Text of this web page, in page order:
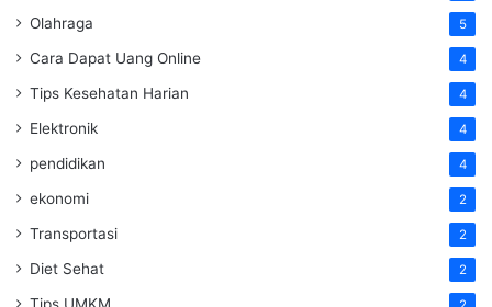
Olahraga 5
Cara Dapat Uang Online 4
Tips Kesehatan Harian 4
Elektronik 4
pendidikan 4
ekonomi 2
Transportasi 2
Diet Sehat 2